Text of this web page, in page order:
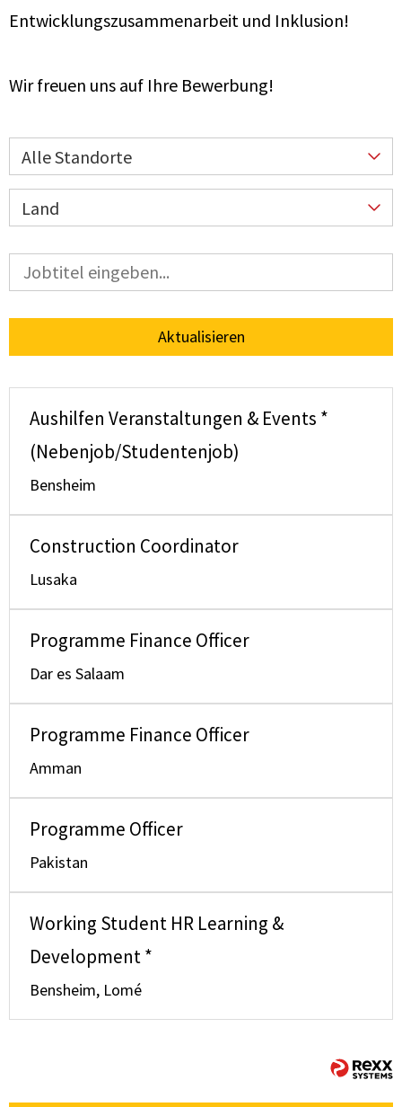
Entwicklungszusammenarbeit und Inklusion!
Wir freuen uns auf Ihre Bewerbung!
Alle Standorte
Land
Aktualisieren
Aushilfen Veranstaltungen & Events *
(Nebenjob/Studentenjob)
Bensheim
Construction Coordinator
Lusaka
Programme Finance Officer
Dar es Salaam
Programme Finance Officer
Amman
Programme Officer
Pakistan
Working Student HR Learning &
Development *
Bensheim, Lomé